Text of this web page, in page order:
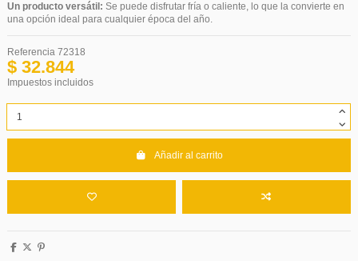
Un producto versátil: Se puede disfrutar fría o caliente, lo que la convierte en
una opción ideal para cualquier época del año.
Referencia 72318
$ 32.844
Impuestos incluidos
Añadir al carrito